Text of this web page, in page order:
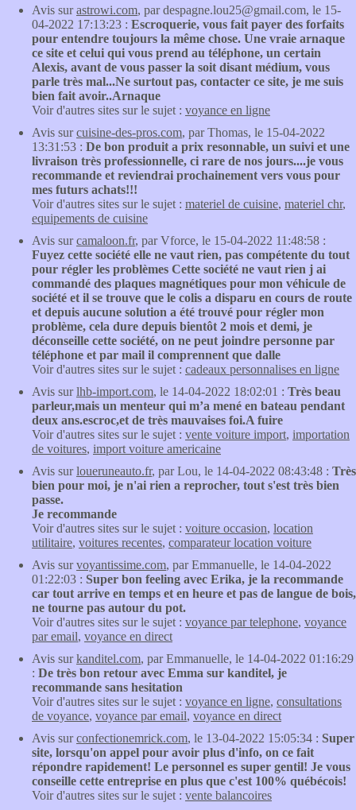
Avis surastrowi.com, par despagne.lou25@gmail.com, le 15-
04-2022 17:13:23 : Escroquerie, vous fait payer des forfaits
pour entendre toujours la même chose. Une vraie arnaque
ce site et celui qui vous prend au téléphone, un certain
Alexis, avant de vous passer la soit disant médium, vous
parle très mal...Ne surtout pas, contacter ce site, je me suis
bien fait avoir..Arnaque
Voir d'autres sites sur le sujet : voyance en ligne
Avis surcuisine-des-pros.com, par Thomas, le 15-04-2022
13:31:53 : De bon produit a prix resonnable, un suivi et une
livraison très professionnelle, ci rare de nos jours....je vous
recommande et reviendrai prochainement vers vous pour
mes futurs achats!!!
Voir d'autres sites sur le sujet : materiel de cuisine, materiel chr,
equipements de cuisine
Avis surcamaloon.fr, par Vforce, le 15-04-2022 11:48:58 :
Fuyez cette société elle ne vaut rien, pas compétente du tout
pour régler les problèmes Cette société ne vaut rien j ai
commandé des plaques magnétiques pour mon véhicule de
société et il se trouve que le colis a disparu en cours de route
et depuis aucune solution a été trouvé pour régler mon
problème, cela dure depuis bientôt 2 mois et demi, je
déconseille cette société, on ne peut joindre personne par
téléphone et par mail il comprennent que dalle
Voir d'autres sites sur le sujet : cadeaux personnalises en ligne
Avis surlhb-import.com, le 14-04-2022 18:02:01 : Très beau
parleur,mais un menteur qui m’a mené en bateau pendant
deux ans.escroc,et de très mauvaises foi.A fuire
Voir d'autres sites sur le sujet : vente voiture import, importation
de voitures, import voiture americaine
Avis surloueruneauto.fr, par Lou, le 14-04-2022 08:43:48 : Très
bien pour moi, je n'ai rien a reprocher, tout s'est très bien
passe.
Je recommande
Voir d'autres sites sur le sujet : voiture occasion, location
utilitaire, voitures recentes, comparateur location voiture
Avis survoyantissime.com, par Emmanuelle, le 14-04-2022
01:22:03 : Super bon feeling avec Erika, je la recommande
car tout arrive en temps et en heure et pas de langue de bois,
ne tourne pas autour du pot.
Voir d'autres sites sur le sujet : voyance par telephone, voyance
par email, voyance en direct
Avis surkanditel.com, par Emmanuelle, le 14-04-2022 01:16:29
: De très bon retour avec Emma sur kanditel, je
recommande sans hesitation
Voir d'autres sites sur le sujet : voyance en ligne, consultations
de voyance, voyance par email, voyance en direct
Avis surconfectionemrick.com, le 13-04-2022 15:05:34 : Super
site, lorsqu'on appel pour avoir plus d'info, on ce fait
répondre rapidement! Le personnel es super gentil! Je vous
conseille cette entreprise en plus que c'est 100% québécois!
Voir d'autres sites sur le sujet : vente balancoires